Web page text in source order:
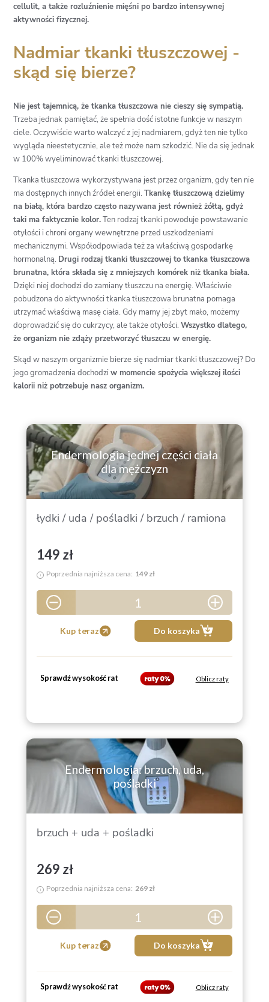
cellulit, a także rozluźnienie mięśni po bardzo intensywnej
aktywności fizycznej.
Nadmiar tkanki tłuszczowej -
skąd się bierze?
Nie jest tajemnicą, że tkanka tłuszczowa nie cieszy się sympatią.
Trzeba jednak pamiętać, że spełnia dość istotne funkcje w naszym
ciele. Oczywiście warto walczyć z jej nadmiarem, gdyż ten nie tylko
wygląda nieestetycznie, ale też może nam szkodzić. Nie da się jednak
w 100% wyeliminować tkanki tłuszczowej.
Tkanka tłuszczowa wykorzystywana jest przez organizm, gdy ten nie
ma dostępnych innych źródeł energii.Tkankę tłuszczową dzielimy
na białą, która bardzo często nazywana jest również żółtą, gdyż
taki ma faktycznie kolor.Ten rodzaj tkanki powoduje powstawanie
otyłości i chroni organy wewnętrzne przed uszkodzeniami
mechanicznymi. Współodpowiada też za właściwą gospodarkę
hormonalną. Drugi rodzaj tkanki tłuszczowej to tkanka tłuszczowa
brunatna, która składa się z mniejszych komórek niż tkanka biała.
Dzięki niej dochodzi do zamiany tłuszczu na energię. Właściwie
pobudzona do aktywności tkanka tłuszczowa brunatna pomaga
utrzymać właściwą masę ciała. Gdy mamy jej zbyt mało, możemy
doprowadzić się do cukrzycy, ale także otyłości.Wszystko dlatego,
że organizm nie zdąży przetworzyć tłuszczu w energię.
Skąd w naszym organizmie bierze się nadmiar tkanki tłuszczowej? Do
jego gromadzenia dochodziw momencie spożycia większej ilości
kalorii niż potrzebuje nasz organizm.
Endermologia jednej części ciała
dla mężczyzn
łydki / uda / pośladki / brzuch / ramiona
149 zł
i Poprzednia najniższa cena: 149 zł
1
5
Kup teraz Do koszyka
Sprawdź wysokość rat Oblicz raty
Endermologia: brzuch, uda,
pośladki
brzuch + uda + pośladki
269 zł
i Poprzednia najniższa cena: 269 zł
1
5
Kup teraz Do koszyka
Sprawdź wysokość rat Oblicz raty